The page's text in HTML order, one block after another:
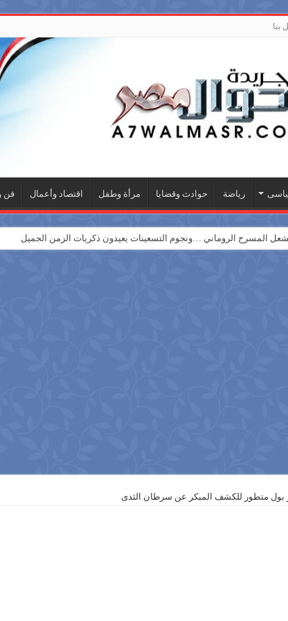
بنا
رياضة حوادث وقضايا مرأة وطفل اقتصاد وأعمال فن
المسرح الروماني …ونجوم التسعينات يعيدون ذكريات الزمن الجميل
بول متطور للكشف المبكر عن سرطان الثدى